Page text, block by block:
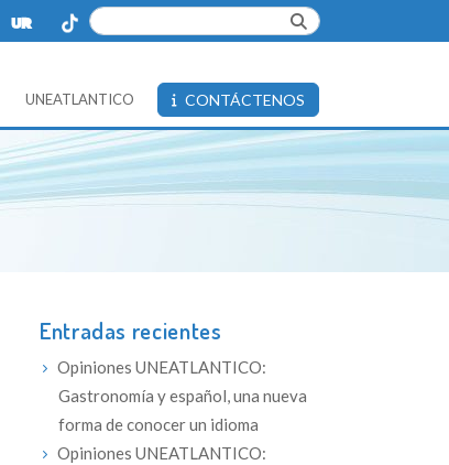
UNEATLANTICO CONTÁCTENOS
Entradas recientes
Opiniones UNEATLANTICO:
Gastronomía y español, una nueva
forma de conocer un idioma
Opiniones UNEATLANTICO: